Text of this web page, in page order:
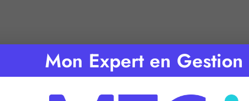
Mon Expert en Gestion